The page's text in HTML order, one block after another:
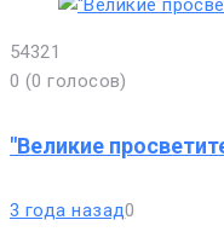
54321
0 (0 голосов)
"Великие
3 года назад0